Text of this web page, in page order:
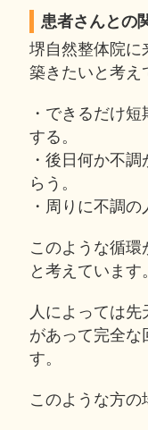
患者さんとの
堺自然整体院に
築きたいと考え
・できるだけ
する。
・後日何か不
らう。
・周りに不調
このような循
と考えています
人によっては
があって完全な
す。
このような方の